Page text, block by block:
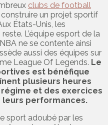
clubs de football
construire un projet sportif
États-Unis, les
L’équipe esport de la
ne se contente ainsi
aussi des équipes sur
League Of Legends. Le
est bénéfique
plusieurs heures
et des exercices
leurs performances.
sport adoubé par les